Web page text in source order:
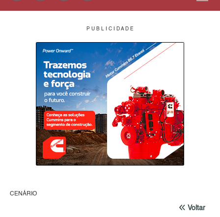
P U B L I C I D A D E
CENÁRIO
Voltar